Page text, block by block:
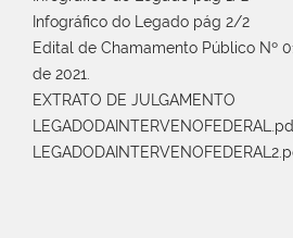
Infográfico do Legado pág 2/2
Edital de Chamamento Público Nº
de 2021.
EXTRATO DE JULGAMENTO